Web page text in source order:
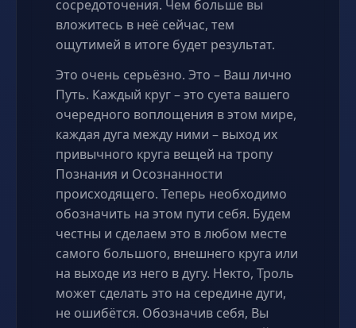
сосредоточения. Чем больше вы
вложитесь в неё сейчас, тем
ощутимей в итоге будет результат.
Это очень серьёзно. Это – Ваш лично
Путь. Каждый круг – это суета вашего
очередного воплощения в этом мире,
каждая дуга между ними – выход их
привычного круга вещей на тропу
Познания и Осознанности
происходящего. Теперь необходимо
обозначить на этом пути себя. Будем
честны и сделаем это в любом месте
самого большого, внешнего круга или
на выходе из него в дугу. Некто, Троль
может сделать это на середине дуги,
не ошибётся. Обозначив себя, Вы